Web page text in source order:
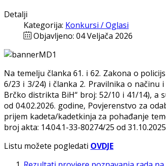
Detalji
Kategorija: Konkursi / Oglasi
Objavljeno: 04 Veljača 2026
Na temelju članka 61. i 62. Zakona o
6/23 i 3/24) i članka 2. Pravilnika o
Brčko distrikta BiH“ broj: 52/10 i 41/14), a
od 04.02.2026. godine, Povjerenstvo za
prijem kadeta/kadetkinja za pohađanje
broj akta: 14.04.1-33-80274/25 od
Listu možete pogledati OVDJE